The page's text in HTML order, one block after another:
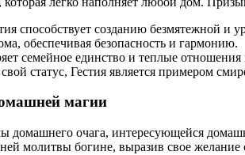
способствует созданию безмятежной и
обеспечивая безопасность и гармонию.
семейное единство и теплые отношения
статус, Гестия является примером
магии
домашнего очага, интересующейся
молитвы богине, выразив свое